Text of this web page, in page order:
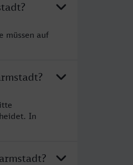
müssen auf
In